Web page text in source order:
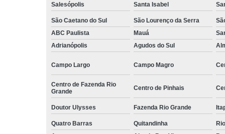
cargas e
Salesópolis Santa Isabel
São Caetano do Sul São Lourenço da Serra
ABC Paulista
Mauá
Adrianópolis
Agudos do Sul
Campo Largo Campo Magro
Centro de Fazenda Rio
Grande
Centro de Pinhais
Doutor Ulysses Fazenda Rio Grande
Quatro Barras Quitandinha